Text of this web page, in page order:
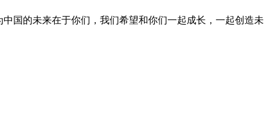
国的未来在于你们，我们希望和你们一起成长，一起创造未